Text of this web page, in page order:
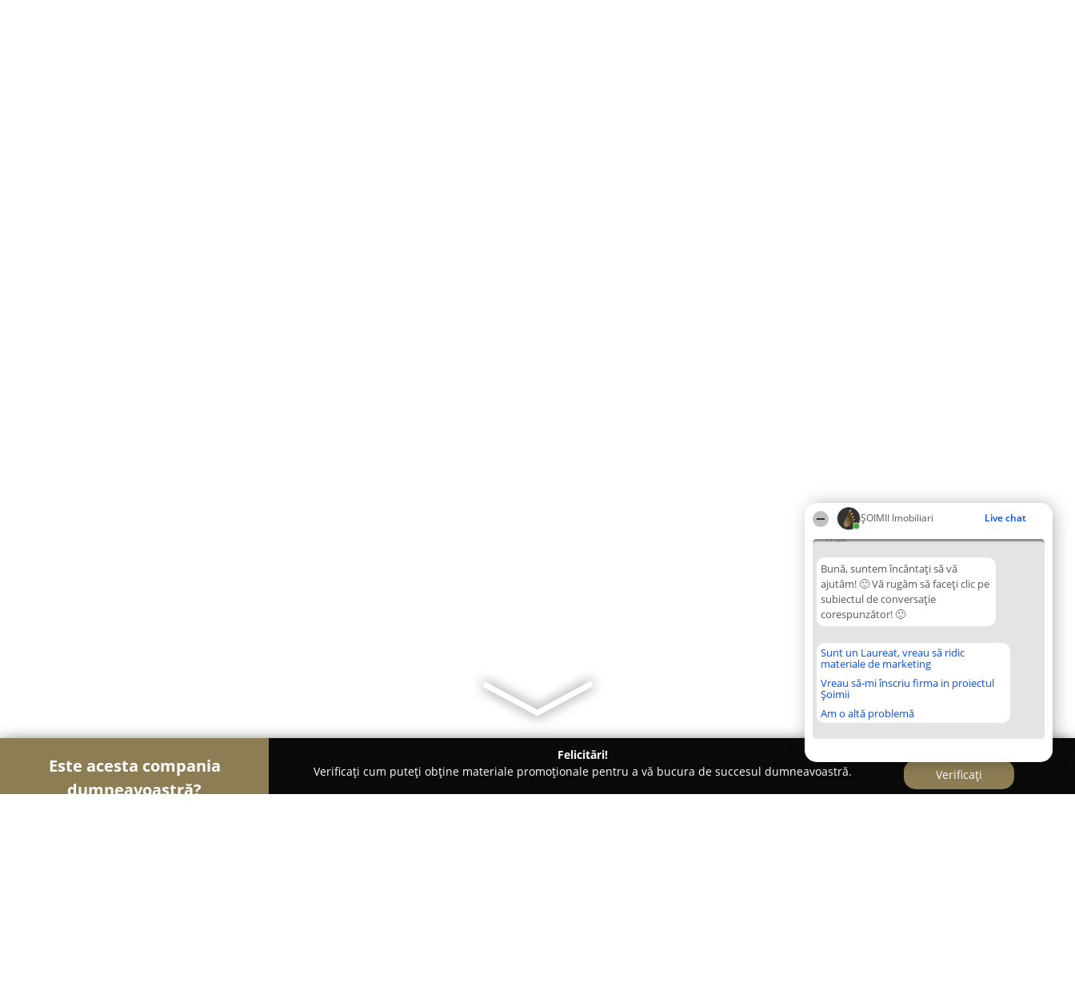
ȘOIMII Imobiliari Live chat
17:00
Bună, suntem încântați să vă
ajutăm! 🙂 Vă rugăm să faceți clic pe
subiectul de conversație
corespunzător! 🙂
Sunt un Laureat, vreau să ridic
materiale de marketing
Vreau să-mi înscriu firma in proiectul
Șoimii
Am o altă problemă
Este acesta compania
dumneavoastră?
Felicitări!
Verificați cum puteți obține materiale promoționale pentru a vă bucura de succesul dumneavoastră.
Verificați